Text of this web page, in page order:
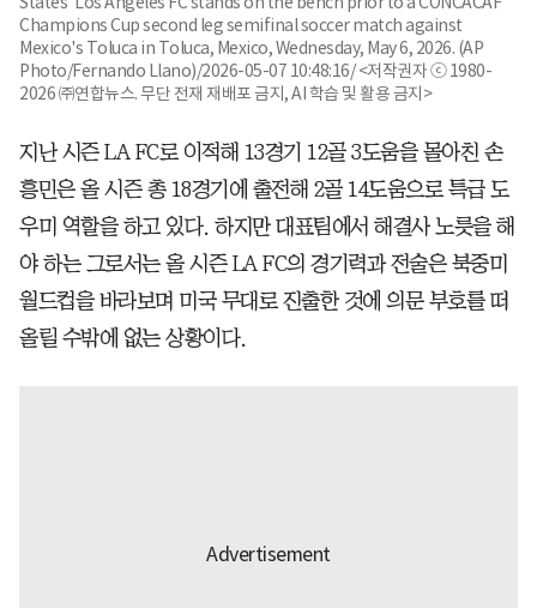
Champions Cup second leg semifinal soccer match against
Mexico's Toluca in Toluca, Mexico, Wednesday, May 6, 2026. (AP
Photo/Fernando Llano)/2026-05-07 10:48:16/ <저작권자 ⓒ 1980-
2026 ㈜연합뉴스. 무단 전재 재배포 금지, AI 학습 및 활용 금지>
지난 시즌 LA FC로 이적해 13경기 12골 3도움을 몰아친 손
흥민은 올 시즌 총 18경기에 출전해 2골 14도움으로 특급 도
우미 역할을 하고 있다. 하지만 대표팀에서 해결사 노릇을 해
야 하는 그로서는 올 시즌 LA FC의 경기력과 전술은 북중미
월드컵을 바라보며 미국 무대로 진출한 것에 의문 부호를 떠
올릴 수밖에 없는 상황이다.